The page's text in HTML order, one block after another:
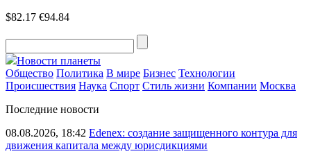
$82.17 €94.84
Новости планеты
Общество Политика В мире Бизнес Технологии
Происшествия Наука Спорт Стиль жизни Компании Москва
Последние новости
08.08.2026, 18:42 Edenex: создание защищенного контура для
движения капитала между юрисдикциями